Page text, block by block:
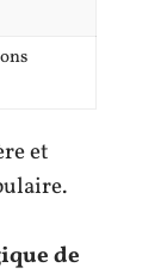
et
de